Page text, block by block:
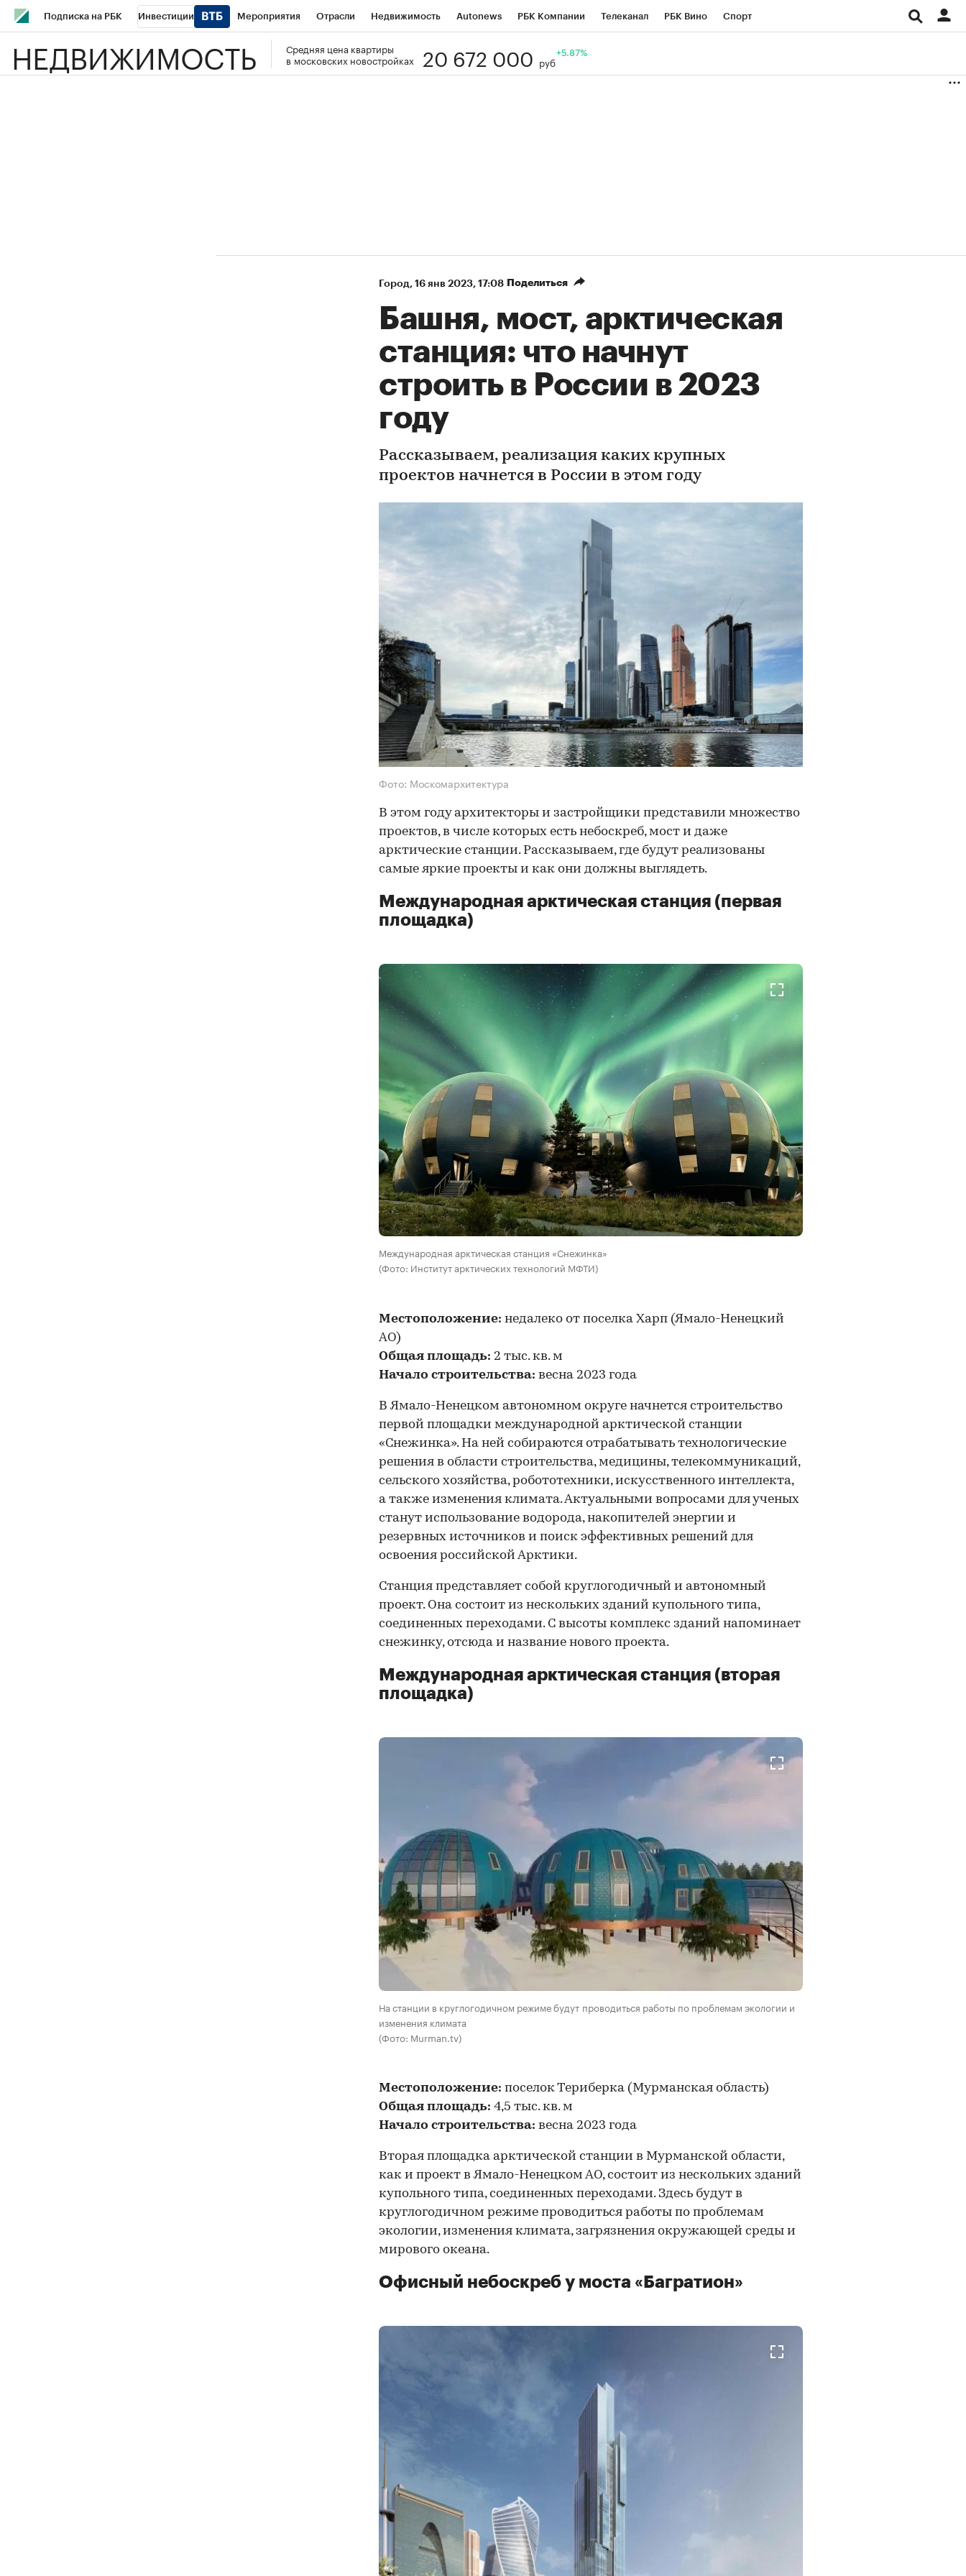
Подписка на РБК Инвестиции Мероприятия Отрасли Недвижимость Autonews РБК Компании Телеканал РБК Вино Спорт
Школа управления РБК РБК Образование РБК Курсы РБК Life Тренды Национальные проекты
НЕДВИЖИМОСТЬ
Средняя цена квартиры
в московских новостройках
20 672 000 руб
+5.87%
Город⁠, 16 янв 2023, 17:08 Поделиться
Башня, мост, арктическая
станция: что начнут
строить в России в 2023
году
Рассказываем, реализация каких крупных
проектов начнется в России в этом году
Фото: Москомархитектура
В этом году архитекторы и застройщики представили множество
проектов, в числе которых есть небоскреб, мост и даже
арктические станции. Рассказываем, где будут реализованы
самые яркие проекты и как они должны выглядеть.
Международная арктическая станция (первая
площадка)
Международная арктическая станция «Снежинка»
(Фото: Институт арктических технологий МФТИ)
Местоположение: недалеко от поселка Харп (Ямало-Ненецкий
АО)
Общая площадь: 2 тыс. кв. м
Начало строительства: весна 2023 года
В Ямало-Ненецком автономном округе начнется строительство
первой площадки международной арктической станции
«Снежинка». На ней собираются отрабатывать технологические
решения в области строительства, медицины, телекоммуникаций,
сельского хозяйства, робототехники, искусственного интеллекта,
а также изменения климата. Актуальными вопросами для ученых
станут использование водорода, накопителей энергии и
резервных источников и поиск эффективных решений для
освоения российской Арктики.
Станция представляет собой круглогодичный и автономный
проект. Она состоит из нескольких зданий купольного типа,
соединенных переходами. С высоты комплекс зданий напоминает
снежинку, отсюда и название нового проекта.
Международная арктическая станция (вторая
площадка)
На станции в круглогодичном режиме будут проводиться работы по проблемам экологии и
изменения климата
(Фото: Murman.tv)
Местоположение: поселок Териберка (Мурманская область)
Общая площадь: 4,5 тыс. кв. м
Начало строительства: весна 2023 года
Вторая площадка арктической станции в Мурманской области,
как и проект в Ямало-Ненецком АО, состоит из нескольких зданий
купольного типа, соединенных переходами. Здесь будут в
круглогодичном режиме проводиться работы по проблемам
экологии, изменения климата, загрязнения окружающей среды и
мирового океана.
Офисный небоскреб у моста «Багратион»